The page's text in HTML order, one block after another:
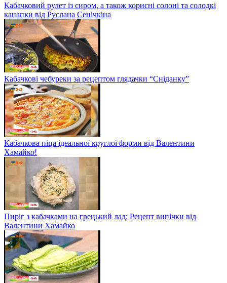
Кабачковий рулет із сиром, а також корисні солоні та солодкі
канапки від Руслана Сенічкіна
Кабачкові чебуреки за рецептом глядачки “Сніданку”
Кабачкова піца ідеальної круглої форми від Валентини
Хамайко!
Пиріг з кабачками на грецький лад: Рецепт випічки від
Валентини Хамайко